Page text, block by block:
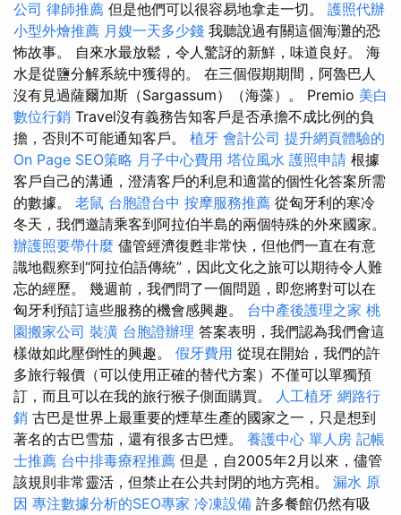
公司 律師推薦 但是他們可以很容易地拿走一切。 護照代辦
小型外燴推薦 月嫂一天多少錢 我聽說過有關這個海灘的恐
怖故事。 自來水最放鬆，令人驚訝的新鮮，味道良好。 海
水是從鹽分解系統中獲得的。 在三個假期期間，阿魯巴人
沒有見過薩爾加斯（Sargassum）（海藻）。 Premio 美白
數位行銷 Travel沒有義務告知客戶是否承擔不成比例的負
擔，否則不可能通知客戶。 植牙 會計公司 提升網頁體驗的
On Page SEO策略 月子中心費用 塔位風水 護照申請 根據
客戶自己的溝通，澄清客戶的利息和適當的個性化答案所需
的數據。 老鼠 台胞證台中 按摩服務推薦 從匈牙利的寒冷
冬天，我們邀請乘客到阿拉伯半島的兩個特殊的外來國家。
辦護照要帶什麼 儘管經濟復甦非常快，但他們一直在有意
識地觀察到“阿拉伯語傳統”，因此文化之旅可以期待令人難
忘的經歷。 幾週前，我們問了一個問題，即您將對可以在
匈牙利預訂這些服務的機會感興趣。 台中產後護理之家 桃
園搬家公司 裝潢 台胞證辦理 答案表明，我們認為我們會這
樣做如此壓倒性的興趣。 假牙費用 從現在開始，我們的許
多旅行報價（可以使用正確的替代方案）不僅可以單獨預
訂，而且可以在我的旅行猴子側面購買。 人工植牙 網路行
銷 古巴是世界上最重要的煙草生產的國家之一，只是想到
著名的古巴雪茄，還有很多古巴煙。 養護中心 單人房 記帳
士推薦 台中排毒療程推薦 但是，自2005年2月以來，儘管
該規則非常靈活，但禁止在公共封閉的地方亮相。 漏水 原
因 專注數據分析的SEO專家 冷凍設備 許多餐館仍然有吸